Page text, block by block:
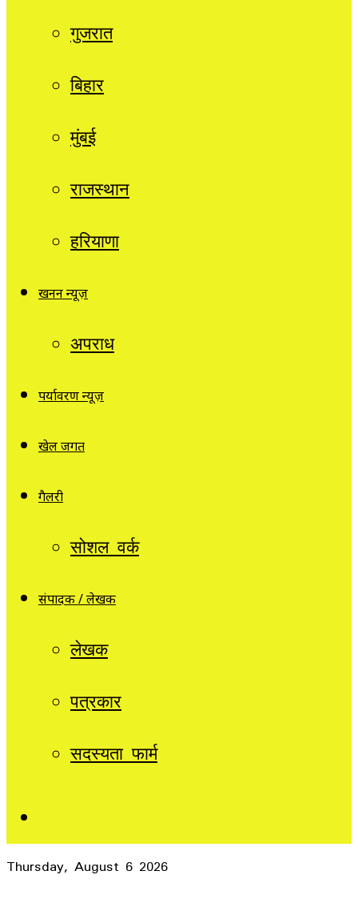
गुजरात
बिहार
मुंबई
राजस्थान
हरियाणा
खनन न्यूज़
अपराध
पर्यावरण न्यूज़
खेल जगत
गैलरी
सोशल वर्क
संपादक / लेखक
लेखक
पत्रकार
सदस्यता फार्म
Thursday, August 6 2026